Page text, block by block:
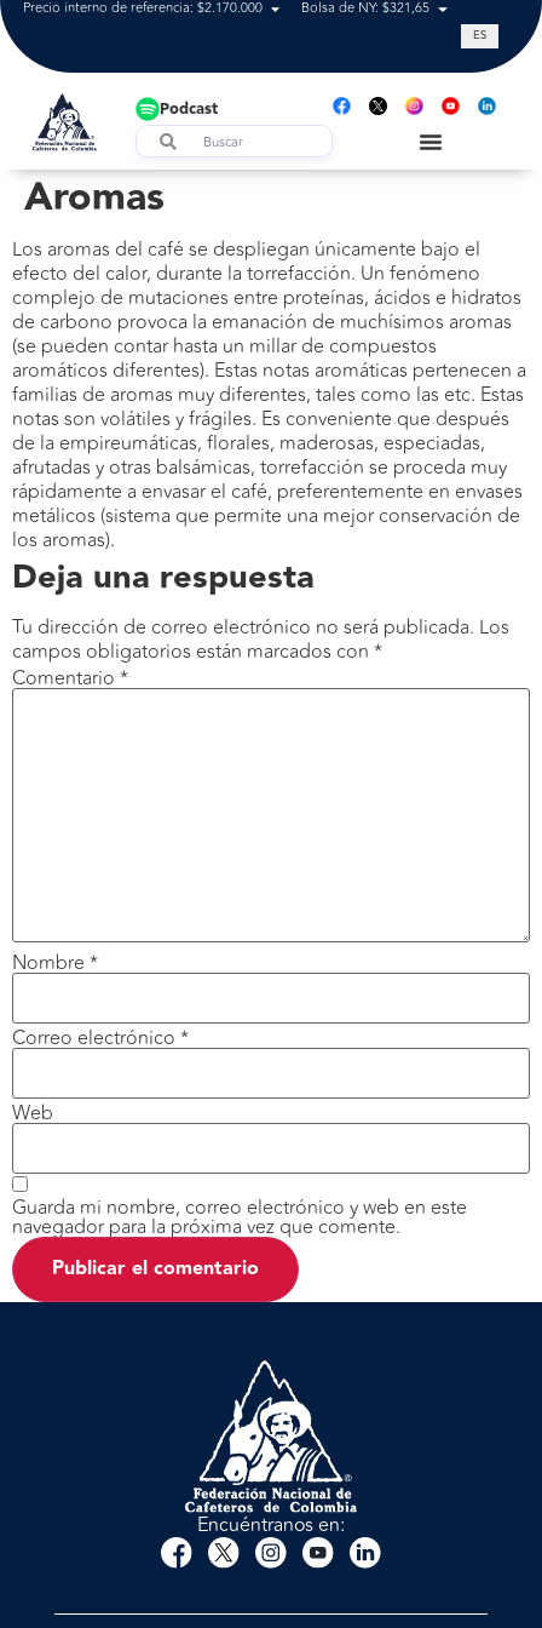
Precio interno de referencia: $2.170.000 Bolsa de NY: $321,65 Tasa de
ES
Podcast
Aromas
Los aromas del café se despliegan únicamente bajo el
efecto del calor, durante la torrefacción. Un fenómeno
complejo de mutaciones entre proteínas, ácidos e hidratos
de carbono provoca la emanación de muchísimos aromas
(se pueden contar hasta un millar de compuestos
aromáticos diferentes). Estas notas aromáticas pertenecen a
familias de aromas muy diferentes, tales como las etc. Estas
notas son volátiles y frágiles. Es conveniente que después
de la empireumáticas, florales, maderosas, especiadas,
afrutadas y otras balsámicas, torrefacción se proceda muy
rápidamente a envasar el café, preferentemente en envases
metálicos (sistema que permite una mejor conservación de
los aromas).
Deja una respuesta
Tu dirección de correo electrónico no será publicada. Los
campos obligatorios están marcados con *
Comentario *
Nombre *
Correo electrónico *
Web
Guarda mi nombre, correo electrónico y web en este
navegador para la próxima vez que comente.
Encuéntranos en: